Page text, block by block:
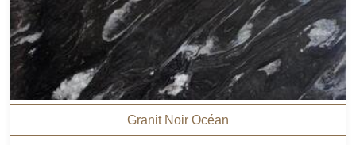
Granit Noir Océan